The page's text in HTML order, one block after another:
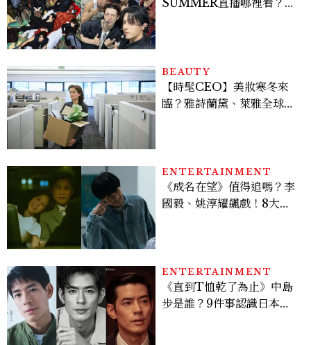
SUMMER直播哪裡看？
BEAUTY
【時髦CEO】美妝寒冬來
臨？雅詩蘭黛、萊雅全球裁
ENTERTAINMENT
《成名在望》值得追嗎？李
國毅、姚淳耀飆戲！8大看
ENTERTAINMENT
《直到T恤乾了為止》中島
步是誰？9件事認識日本